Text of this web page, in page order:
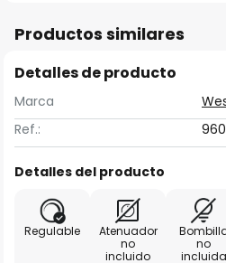
Productos similares
Detalles de producto
Marca
Ref.:
Detalles del producto
Regulable
Atenuador
no
incluido
no
incluida